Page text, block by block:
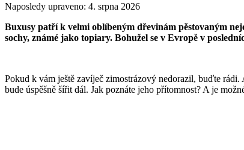
Naposledy upraveno: 4. srpna 2026
Buxusy patří k velmi oblíbeným dřevinám pěstovaným
sochy, známé jako topiary. Bohužel se v Evropě v
Pokud k vám ještě zavíječ zimostrázový nedorazil, buďte
bude úspěšně šířit dál. Jak poznáte jeho přítomnost? A je